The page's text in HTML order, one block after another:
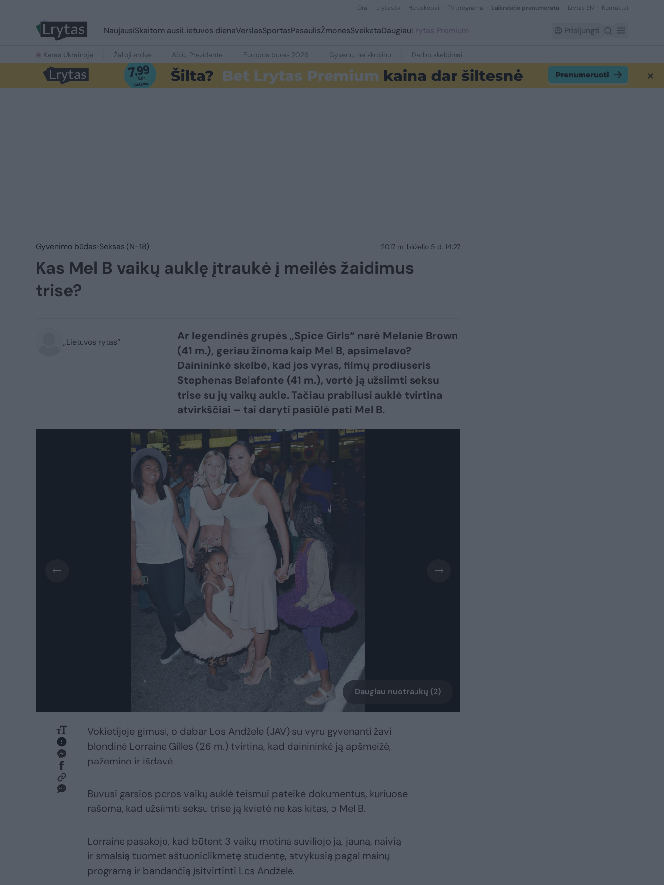
Orai Lrytas.tv Horoskopai TV programa Laikraščio prenumerata Lrytas EN Kontaktai
NaujausiSkaitomiausiLietuvos dienaVerslasSportasPasaulisŽmonėsSveikataDaugiauLrytas Premium Prisijungti
Karas Ukrainoje Žalioji erdvė Ačiū, Prezidente Europos burės 2026 Gyvenu, ne skrolinu Darbo skelbimai
Gyvenimo būdas Seksas (N-18) 2017 m. birželio 5 d. 14:27
Kas Mel B vaikų auklę įtraukė į meilės žaidimus
trise?
„Lietuvos rytas“
Ar legendinės grupės „Spice Girls“ narė Melanie Brown
(41 m.), geriau žinoma kaip Mel B, apsimelavo?
Dainininkė skelbė, kad jos vyras, filmų prodiuseris
Stephenas Belafonte (41 m.), vertė ją užsiimti seksu
trise su jų vaikų aukle. Tačiau prabilusi auklė tvirtina
atvirkščiai – tai daryti pasiūlė pati Mel B.
Daugiau nuotraukų (2)
Vokietijoje gimusi, o dabar Los Andžele (JAV) su vyru gyvenanti žavi
blondinė Lorraine Gilles (26 m.) tvirtina, kad dainininkė ją apšmeižė,
pažemino ir išdavė.
Buvusi garsios poros vaikų auklė teismui pateikė dokumentus, kuriuose
rašoma, kad užsiimti seksu trise ją kvietė ne kas kitas, o Mel B.
Lorraine pasakojo, kad būtent 3 vaikų motina suviliojo ją, jauną, naivią
ir smalsią tuomet aštuoniolikmetę studentę, atvykusią pagal mainų
programą ir bandančią įsitvirtinti Los Andžele.